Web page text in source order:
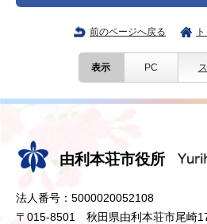
前のページへ戻る
表示 PC
由利本荘市役所
法人番号：5000020052108
〒015-8501 秋田県由利本荘市尾崎